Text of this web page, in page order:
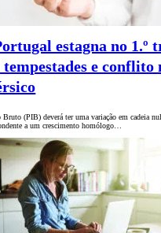
estagna no 1.º
tempestades e conflito
(PIB) deverá ter uma variação em cadeia
a um crescimento homólogo…